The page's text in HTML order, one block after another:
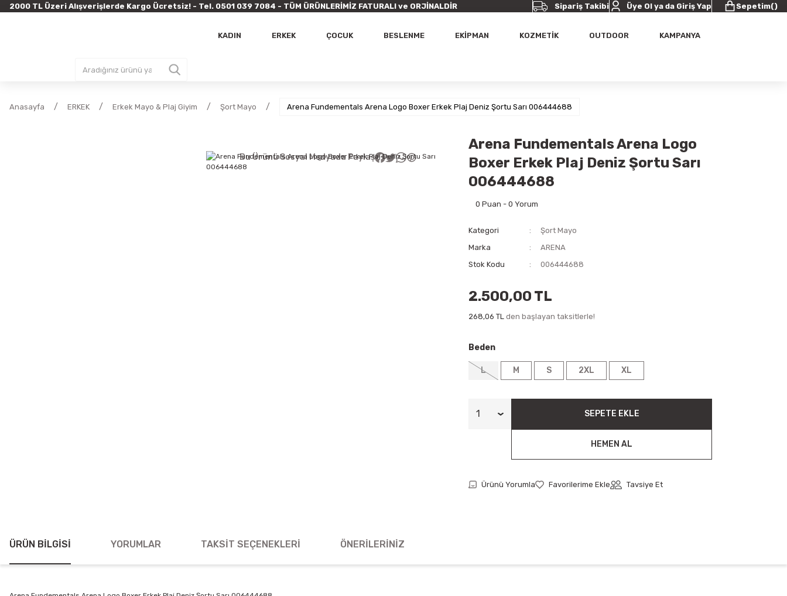
2000 TL Üzeri Alışverişlerde Kargo Ücretsiz! - Tel. 0501 039 7084 - TÜM ÜRÜNLERİMİZ FATURALI ve ORJİNALDİR Sipariş Takibi Üye Ol ya da Giriş Yap Sepetim()
KADIN ERKEK ÇOCUK BESLENME EKİPMAN KOZMETİK OUTDOOR KAMPANYA
Anasayfa ERKEK Erkek Mayo & Plaj Giyim Şort Mayo Arena Fundementals Arena Logo Boxer Erkek Plaj Deniz Şortu Sarı 006444688
Bu Ürünü Sosyal Medyada Paylaş
Arena Fundementals Arena Logo
Boxer Erkek Plaj Deniz Şortu Sarı
006444688
0 Puan - 0 Yorum
Kategori
Şort Mayo
Marka
ARENA
Stok Kodu
006444688
2.500,00 TL
268,06 TL den başlayan taksitlerle!
Beden
L M S 2XL XL
SEPETE EKLE
HEMEN AL
Ürünü Yorumla Tavsiye Et
ÜRÜN BILGISI YORUMLAR TAKSIT SEÇENEKLERI ÖNERILERINIZ